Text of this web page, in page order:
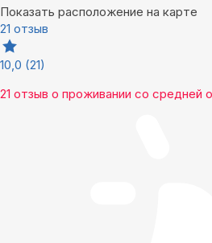
Показать расположение на карте
21 отзыв
10,0 (21)
21 отзыв о проживании со средней